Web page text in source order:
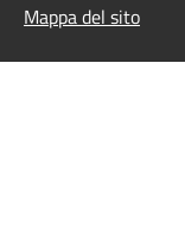
Mappa del sito